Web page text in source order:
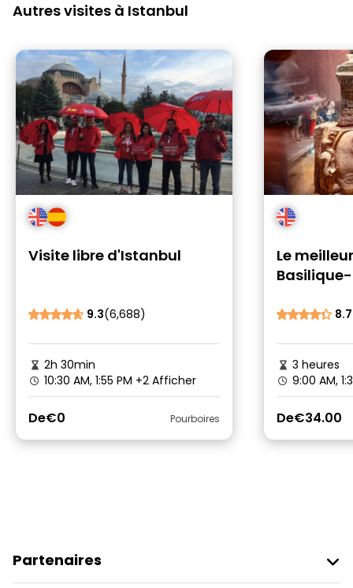
Autres visites à Istanbul
Visite libre d'Istanbul
9.3(6,688)
2h 30min
10:30 AM, 1:55 PM +2 Afficher
De€0 Pourboires
Le
Bazar
8.7
3 heures
9:00 AM,
De€34.00
Partenaires